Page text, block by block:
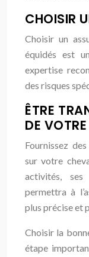
CHOISIR
Choisir un
équidés est
expertise
des risques
ÊTRE
DE
Fournissez
sur votre
activités, ses
permettra à
plus précise et
Choisir la
étape